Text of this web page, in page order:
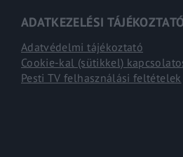
ADATKEZELÉSI
Adatvédelmi tájékoztató
Cookie-kal (sütikkel)
Pesti TV felhasználási feltételek